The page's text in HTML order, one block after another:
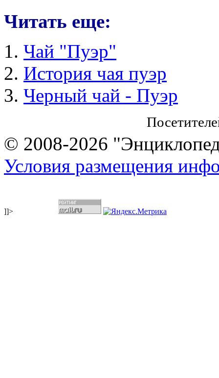
Читать еще:
Чай "Пуэр"
История чая пуэр
Черный чай - Пуэр
© 2008-2026
Условия размещения
]]>